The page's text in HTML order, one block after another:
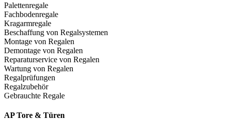
Palettenregale
Fachbodenregale
Kragarmregale
Beschaffung von Regalsystemen
Montage von Regalen
Demontage von Regalen
Reparaturservice von Regalen
Wartung von Regalen
Regalprüfungen
Regalzubehör
Gebrauchte Regale
AP Tore & Türen